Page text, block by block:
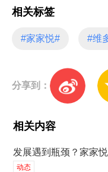
相关标签
#家家悦# #维
分享到：
相关内容
发展遇到瓶颈？家家
动态